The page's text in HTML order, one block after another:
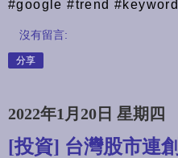
#google #trend
沒有留言:
分享
2022年1月20日 星期四
[投資] 台灣股市連